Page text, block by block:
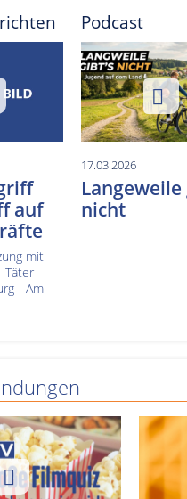
auf
mit
Täter
- Am
Podcast
17.03.2026
nicht